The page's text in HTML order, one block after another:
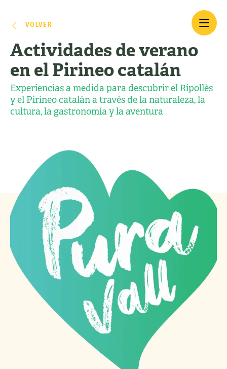
VOLVER
Actividades de verano
en el Pirineo catalán
Experiencias a medida para descubrir el Ripollès
y el Pirineo catalán a través de la naturaleza, la
cultura, la gastronomía y la aventura